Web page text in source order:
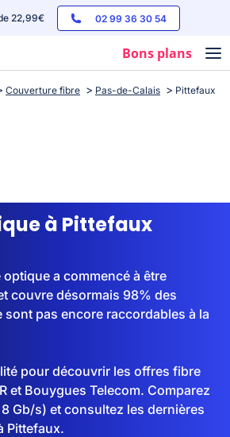
22,99€ 02 99 36 30 54
Bons plans
Couverture fibre Pas-de-Calais Pittefaux
à Pittefaux
a commencé à être
couvre désormais 98% des
sont pas encore raccordables à la
pour découvrir les offres fibre
et Bouygues Telecom. Comparez
Gb/s) et consultez les dernières
Pittefaux.